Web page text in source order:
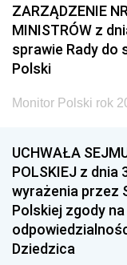
2011
2008
2005
1996
1993
1990
1987
ZARZĄDZENIE
MINISTRÓW z
sprawie Rady do
Polski
Monitor Polski rok
UCHWAŁA
POLSKIEJ z dnia
wyrażenia przez
Polskiej zgody
Dziedzica